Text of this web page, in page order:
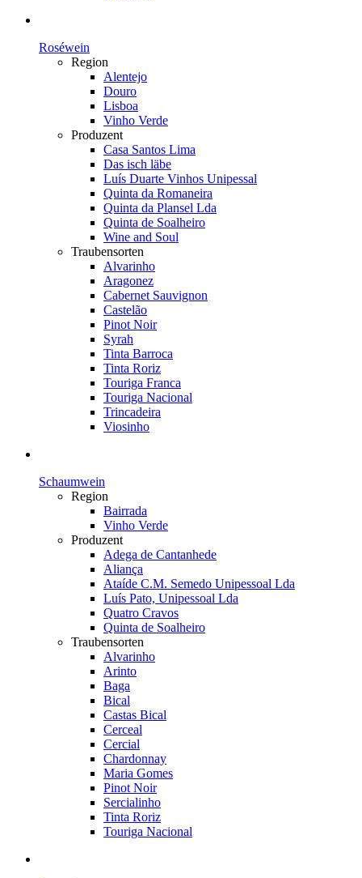
Roséwein
Region
Alentejo
Douro
Lisboa
Vinho Verde
Produzent
Casa Santos Lima
Das isch läbe
Luís Duarte Vinhos Unipessal
Quinta da Romaneira
Quinta da Plansel Lda
Quinta de Soalheiro
Wine and Soul
Traubensorten
Alvarinho
Aragonez
Cabernet Sauvignon
Castelão
Pinot Noir
Syrah
Tinta Barroca
Tinta Roriz
Touriga Franca
Touriga Nacional
Trincadeira
Viosinho
Schaumwein
Region
Bairrada
Vinho Verde
Produzent
Adega de Cantanhede
Aliança
Ataíde C.M. Semedo Unipessoal Lda
Luís Pato, Unipessoal Lda
Quatro Cravos
Quinta de Soalheiro
Traubensorten
Alvarinho
Arinto
Baga
Bical
Castas Bical
Cerceal
Cercial
Chardonnay
Maria Gomes
Pinot Noir
Sercialinho
Tinta Roriz
Touriga Nacional